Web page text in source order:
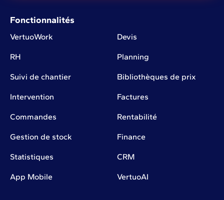
Fonctionnalités
VertuoWork Devis
RH Planning
Suivi de chantier Bibliothèques de prix
Intervention Factures
Commandes Rentabilité
Gestion de stock Finance
Statistiques CRM
App Mobile VertuoAI